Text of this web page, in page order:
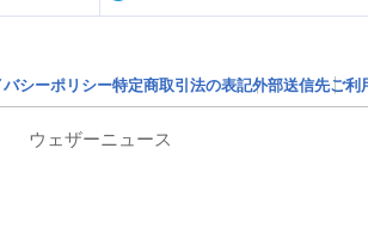
バシーポリシー特定商取引法の表記外部送信先ご利
ウェザーニュース